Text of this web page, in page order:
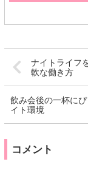
ナイトライフ
軟な働き方
飲み会後の一杯に
イト環境
コメント